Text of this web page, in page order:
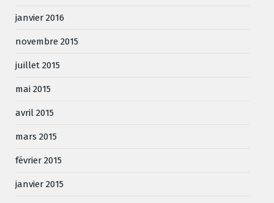
janvier 2016
novembre 2015
juillet 2015
mai 2015
avril 2015
mars 2015
février 2015
janvier 2015